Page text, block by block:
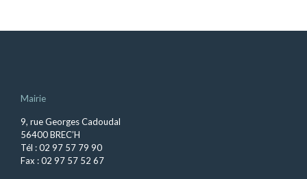
Mairie
9, rue Georges Cadoudal
56400 BREC’H
Tél : 02 97 57 79 90
Fax : 02 97 57 52 67